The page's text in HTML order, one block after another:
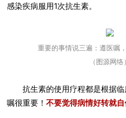
感染疾病服用1次抗生素。
重要的事情说三遍：遵医嘱
（图源网络）
抗生素的使用疗程都是根据
嘱很重要！ 不要觉得病情好转就自